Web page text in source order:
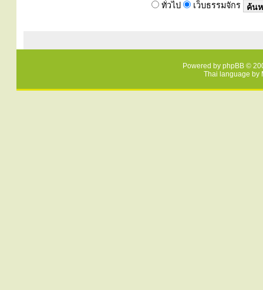
ทั่วไป เว็บธรรมจักร
Powered by phpBB ©
Thai language by